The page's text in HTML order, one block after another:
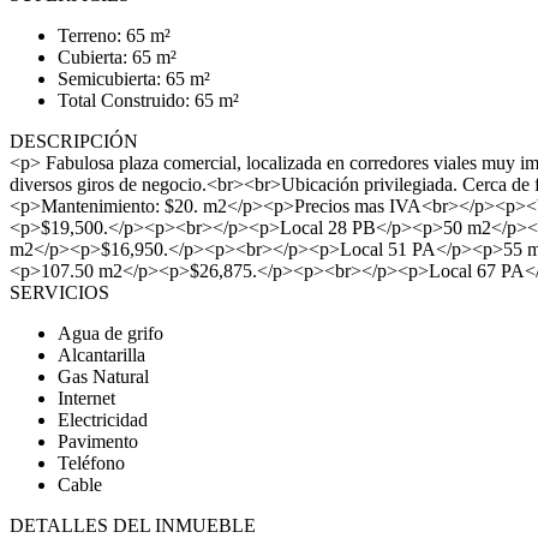
Terreno: 65 m²
Cubierta: 65 m²
Semicubierta: 65 m²
Total Construido: 65 m²
DESCRIPCIÓN
<p> Fabulosa plaza comercial, localizada en corredores viales muy
diversos giros de negocio.<br><br>Ubicación privilegiada. Cerca
<p>Mantenimiento: $20. m2</p><p>Precios mas IVA<br></
<p>$19,500.</p><p><br></p><p>Local 28 PB</p><p>50 m2</
m2</p><p>$16,950.</p><p><br></p><p>Local 51 PA</p><p>55
<p>107.50 m2</p><p>$26,875.</p><p><br></p><p>Local 67
SERVICIOS
Agua de grifo
Alcantarilla
Gas Natural
Internet
Electricidad
Pavimento
Teléfono
Cable
DETALLES DEL INMUEBLE